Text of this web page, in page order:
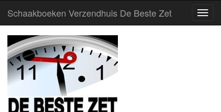
Schaakboeken Verzendhuis De Beste Zet